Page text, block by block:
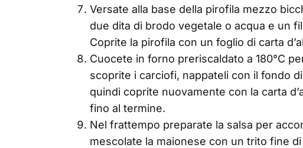
Versate alla base della pirofila mezzo
due dita di brodo vegetale o acqua e un
Coprite la pirofila con un foglio di carta
Cuocete in forno preriscaldato a 180°C
scoprite i carciofi, nappateli con il fondo
quindi coprite nuovamente con la carta
fino al termine.
Nel frattempo preparate la salsa per
mescolate la maionese con un trito fine